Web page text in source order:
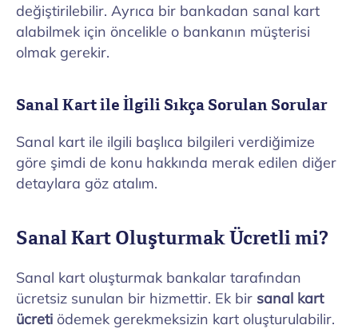
değiştirilebilir. Ayrıca bir bankadan sanal kart
alabilmek için öncelikle o bankanın müşterisi
olmak gerekir.
Sanal Kart ile İlgili Sıkça Sorulan Sorular
Sanal kart ile ilgili başlıca bilgileri verdiğimize
göre şimdi de konu hakkında merak edilen diğer
detaylara göz atalım.
Sanal Kart Oluşturmak Ücretli mi?
Sanal kart oluşturmak bankalar tarafından
ücretsiz sunulan bir hizmettir. Ek bir sanal kart
ücreti ödemek gerekmeksizin kart oluşturulabilir.